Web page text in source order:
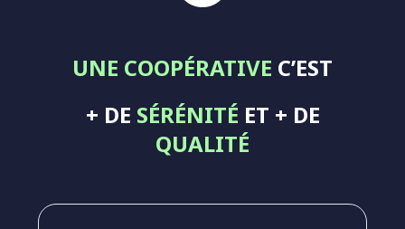
UNE COOPÉRATIVE C’EST
+ DE SÉRÉNITÉ ET + DE
QUALITÉ